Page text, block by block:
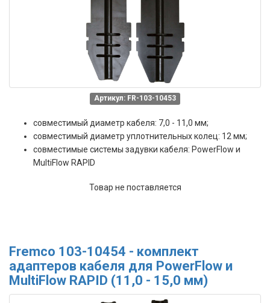
Артикул: FR-103-10453
совместимый диаметр кабеля: 7,0 - 11,0 мм;
совместимый диаметр уплотнительных колец: 12 мм;
совместимые системы задувки кабеля: PowerFlow и
MultiFlow RAPID
Товар не поставляется
Fremco 103-10454 - комплект
адаптеров кабеля для PowerFlow и
MultiFlow RAPID (11,0 - 15,0 мм)